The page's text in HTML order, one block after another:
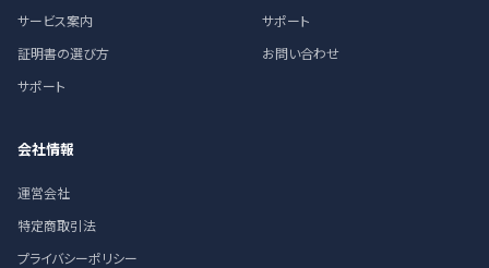
サービス案内
証明書の選び方
サポート
サポート
お問い合わせ
会社情報
運営会社
特定商取引法
プライバシーポリシー